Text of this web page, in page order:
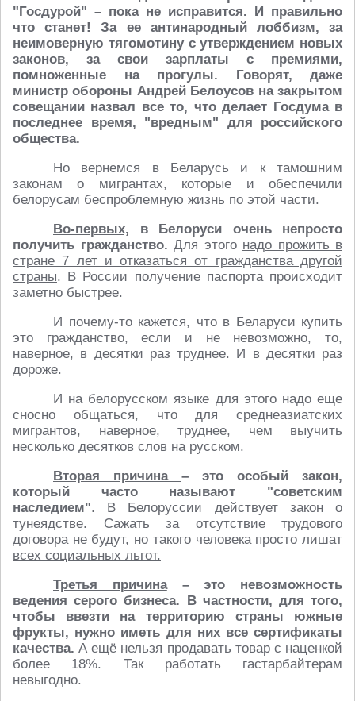
"Госдурой" – пока не исправится. И правильно
что станет! За ее антинародный лоббизм, за
неимоверную тягомотину с утверждением новых
законов, за свои зарплаты с премиями,
помноженные на прогулы. Говорят, даже
министр обороны Андрей Белоусов на закрытом
совещании назвал все то, что делает Госдума в
последнее время, "вредным" для российского
общества.
Но вернемся в Беларусь и к тамошним
законам о мигрантах, которые и обеспечили
белорусам беспроблемную жизнь по этой части.
Во-первых, в Белоруси очень непросто
получить гражданство. Для этого надо прожить в
стране 7 лет и отказаться от гражданства другой
страны. В России получение паспорта происходит
заметно быстрее.
И почему-то кажется, что в Беларуси купить
это гражданство, если и не невозможно, то,
наверное, в десятки раз труднее. И в десятки раз
дороже.
И на белорусском языке для этого надо еще
сносно общаться, что для среднеазиатских
мигрантов, наверное, труднее, чем выучить
несколько десятков слов на русском.
Вторая причина – это особый закон,
который часто называют "советским
наследием". В Белоруссии действует закон о
тунеядстве. Сажать за отсутствие трудового
договора не будут, но такого человека просто лишат
всех социальных льгот.
Третья причина– это невозможность
ведения серого бизнеса. В частности, для того,
чтобы ввезти на территорию страны южные
фрукты, нужно иметь для них все сертификаты
качества. А ещё нельзя продавать товар с наценкой
более 18%. Так работать гастарбайтерам
невыгодно.